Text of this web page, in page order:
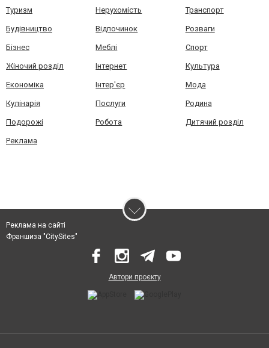
Туризм Нерухомість Транспорт
Будівництво Відпочинок Розваги
Бізнес Меблі Спорт
Жіночий розділ Інтернет Культура
Економіка Інтер'єр Мода
Кулінарія Послуги Родина
Подорожі Робота Дитячий розділ
Реклама
Реклама на сайті
Франшиза "CitySites"
Автори проєкту